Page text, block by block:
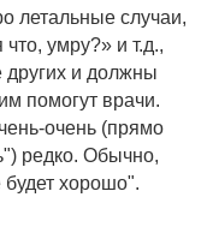
летальные случаи,
умру?» и т.д.,
и должны
помогут врачи.
очень (прямо
редко. Обычно,
будет хорошо".